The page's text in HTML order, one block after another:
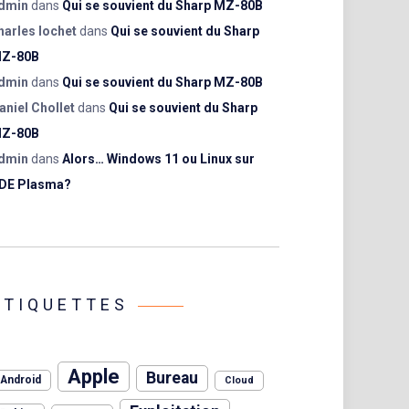
dans Qui se souvient du Sharp MZ-80B
lochetdans Qui se souvient du Sharp
80B
dans Qui se souvient du Sharp MZ-80B
Cholletdans Qui se souvient du Sharp
80B
dans Alors… Windows 11 ou Linux sur
Plasma?
Android Apple Bureau Cloud